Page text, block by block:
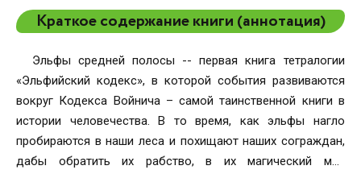
Краткое содержание книги (аннотация)
Эльфы средней полосы -- первая книга тетралогии
«Эльфийский кодекс», в которой события развиваются
вокруг Кодекса Войнича – самой таинственной книги в
истории человечества. В то время, как эльфы нагло
пробираются в наши леса и похищают наших сограждан,
дабы обратить их рабство, в их магический мир